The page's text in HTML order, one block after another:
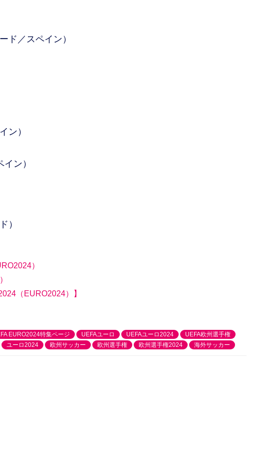
ド／スペイン）
ン）
ン）
）
）
（EURO2024）】
EURO2024特集ページ UEFAユーロ UEFAユーロ2024
UEFA欧州選手権
ユーロ2024
欧州サッカー 欧州選手権 欧州選手権2024 海外サッカー